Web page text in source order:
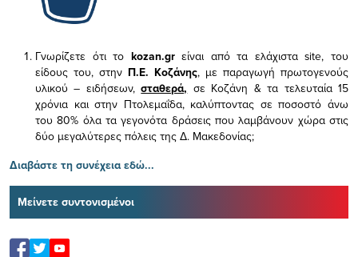
Γνωρίζετε ότι το kozan.gr είναι από τα ελάχισταsite, του
είδους του, στην Π.Ε. Κοζάνης, με παραγωγή πρωτογενούς
υλικού – ειδήσεων,σταθερά, σε Κοζάνη & τα τελευταία 15
χρόνια και στην Πτολεμαΐδα, καλύπτοντας σε ποσοστό άνω
του 80% όλα τα γεγονότα δράσεις που λαμβάνουν χώρα στις
δύο μεγαλύτερες πόλεις της Δ. Μακεδονίας;
Διαβάστε τη συνέχεια εδώ...
Μείνετε συντονισμένοι